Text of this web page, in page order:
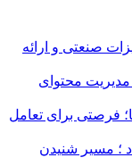
صنعتی و ارائه
محتوای
فرصتی برای تعامل
؛ مسیر شنیدن